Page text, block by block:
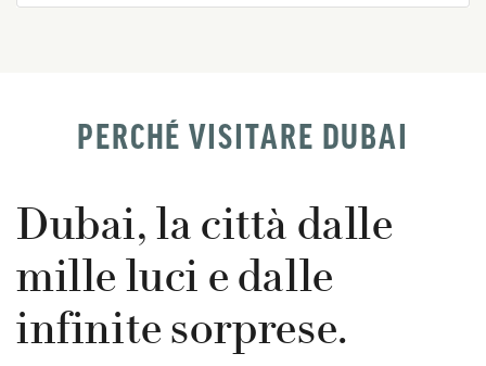
PERCHÉ VISITARE DUBAI
Dubai, la città dalle
mille luci e dalle
infinite sorprese.